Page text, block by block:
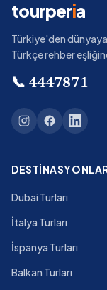
tourperia
Türkiye'den
Türkçe rehber
📞 4447871
Dubai Turları
İtalya Turları
İspanya Turları
Balkan Turları